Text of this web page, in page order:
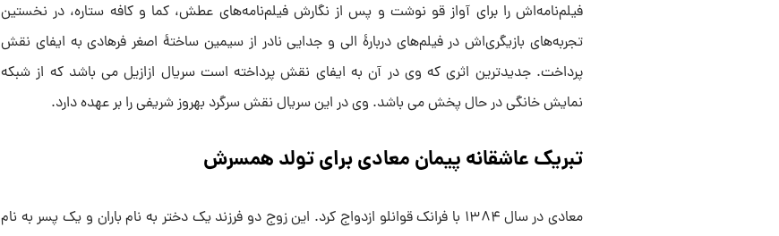
فیلم‌نامه‌اش را برای آواز قو نوشت و پس از نگارش فیلم‌نامه‌های عطش، کما و کافه ستاره، در نخستین
تجربه‌های بازیگری‌اش در فیلم‌های دربارهٔ الی و جدایی نادر از سیمین ساختهٔ اصغر فرهادی به ایفای نقش
پرداخت. جدیدترین اثری که وی در آن به ایفای نقش پرداخته است سریال ازازیل می باشد که از شبکه
نمایش خانگی در حال پخش می باشد. وی در این سریال نقش سرگرد بهروز شریفی را بر عهده دارد.
تبریک عاشقانه پیمان معادی برای تولد همسرش
معادی در سال ۱۳۸۴ با فرانک قوانلو ازدواج کرد. این زوج دو فرزند یک دختر به نام باران و یک پسر به نام